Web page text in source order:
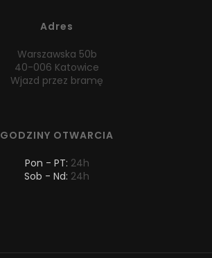
Adres
Warszawska 50b
40-006 Katowice
Wjazd przez bramę
GODZINY OTWARCIA
Pon - PT: 24h
Sob - Nd: 24h